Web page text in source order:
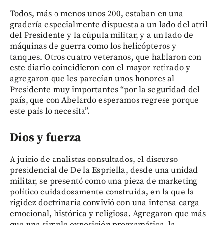
Todos, más o menos unos 200, estaban en una
gradería especialmente dispuesta a un lado del atril
del Presidente y la cúpula militar, y a un lado de
máquinas de guerra como los helicópteros y
tanques. Otros cuatro veteranos, que hablaron con
este diario coincidieron con el mayor retirado y
agregaron que les parecían unos honores al
Presidente muy importantes “por la seguridad del
país, que con Abelardo esperamos regrese porque
este país lo necesita”.
Dios y fuerza
A juicio de analistas consultados, el discurso
presidencial de De la Espriella, desde una unidad
militar, se presentó como una pieza de marketing
político cuidadosamente construida, en la que la
rigidez doctrinaria convivió con una intensa carga
emocional, histórica y religiosa. Agregaron que más